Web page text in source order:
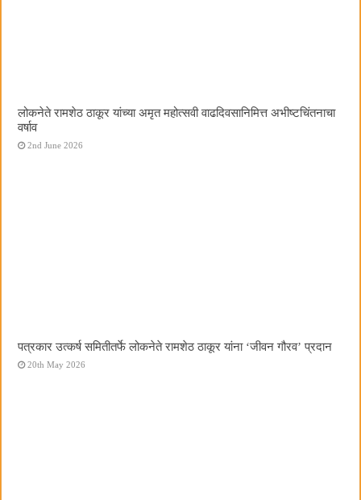
लोकनेते रामशेठ ठाकूर यांच्या अमृत महोत्सवी वाढदिवसानिमित्त अभीष्टचिंतनाचा
वर्षाव
2nd June 2026
पत्रकार उत्कर्ष समितीतर्फे लोकनेते रामशेठ ठाकूर यांना ‌‘जीवन गौरव‌’ प्रदान
20th May 2026